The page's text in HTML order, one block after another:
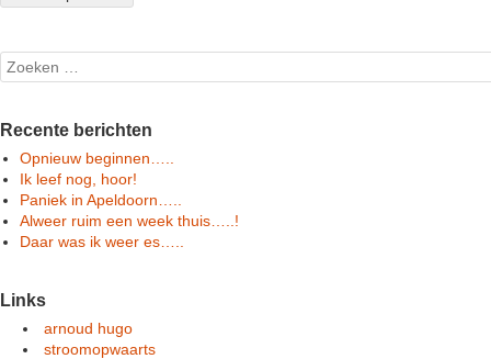
Search
Recente berichten
Opnieuw beginnen…..
Ik leef nog, hoor!
Paniek in Apeldoorn…..
Alweer ruim een week thuis…..!
Daar was ik weer es…..
Links
arnoud hugo
stroomopwaarts